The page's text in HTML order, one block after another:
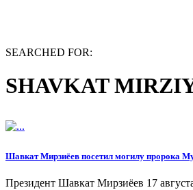
SEARCHED FOR:
SHAVKAT
Шавкат Мирзиёев посетил могилу пророка
Президент Шавкат Мирзиёев 17